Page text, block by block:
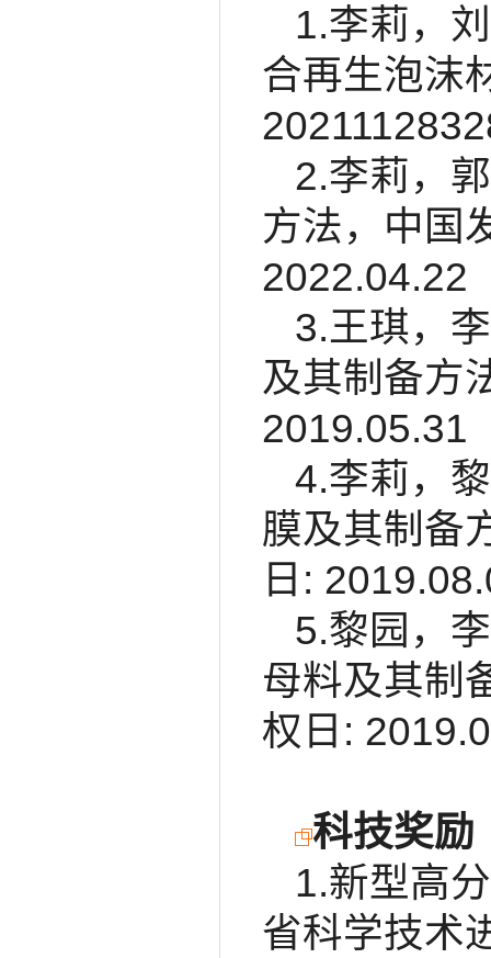
1.李莉，
合再生泡沫
2.李莉，
方法，中国
2022.04.22
3.王琪，
及其制备方
2019.05.31
4.李莉，
膜及其制备
日:
5.黎园，
母料及其制
权日:
科技奖励
1.新型高
省科学技术